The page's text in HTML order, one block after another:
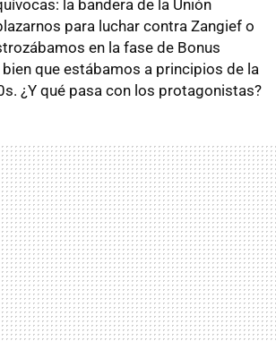
la bandera de la Unión
para luchar contra Zangief o
en la fase de Bonus
que estábamos a principios de la
¿Y qué pasa con los protagonistas?